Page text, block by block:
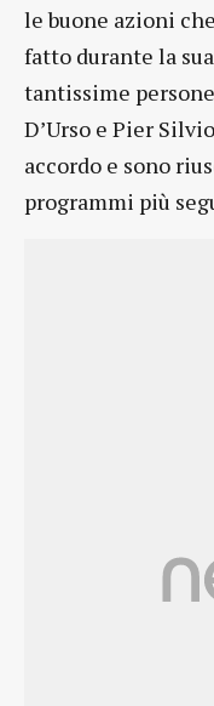
le buone azioni
fatto durante la
tantissime
D’Urso e Pier
accordo e sono
programmi più